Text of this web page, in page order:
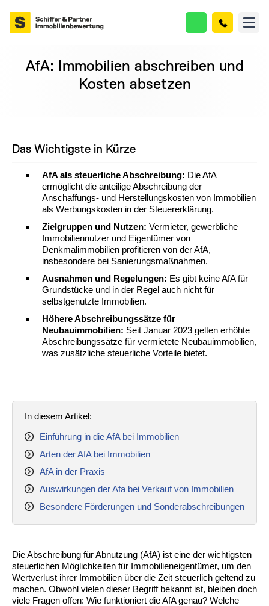
AfA: Immobilien abschreiben und
Kosten absetzen
Das Wichtigste in Kürze
AfA als steuerliche Abschreibung: Die AfA
ermöglicht die anteilige Abschreibung der
Anschaffungs- und Herstellungskosten von Immobilien
als Werbungskosten in der Steuererklärung.
Zielgruppen und Nutzen: Vermieter, gewerbliche
Immobiliennutzer und Eigentümer von
Denkmalimmobilien profitieren von der AfA,
insbesondere bei Sanierungsmaßnahmen.
Ausnahmen und Regelungen: Es gibt keine AfA für
Grundstücke und in der Regel auch nicht für
selbstgenutzte Immobilien.
Höhere Abschreibungssätze für
Neubauimmobilien: Seit Januar 2023 gelten erhöhte
Abschreibungssätze für vermietete Neubauimmobilien,
was zusätzliche steuerliche Vorteile bietet.
In diesem Artikel:
Einführung in die AfA bei Immobilien
Arten der AfA bei Immobilien
AfA in der Praxis
Auswirkungen der Afa bei Verkauf von Immobilien
Besondere Förderungen und Sonderabschreibungen
Die Abschreibung für Abnutzung (AfA) ist eine der wichtigsten
steuerlichen Möglichkeiten für Immobilieneigentümer, um den
Wertverlust ihrer Immobilien über die Zeit steuerlich geltend zu
machen. Obwohl vielen dieser Begriff bekannt ist, bleiben doch
viele Fragen offen: Wie funktioniert die AfA genau? Welche